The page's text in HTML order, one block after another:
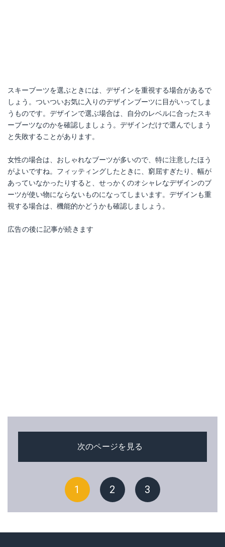
スキーブーツを選ぶときには、デザインを重視する場合があるで
しょう。ついついお気に入りのデザインブーツに目がいってしま
うものです。デザインで選ぶ場合は、自分のレベルに合ったスキ
ーブーツなのかを確認しましょう。デザインだけで選んでしまう
と失敗することがあります。
女性の場合は、おしゃれなブーツが多いので、特に注意したほう
がよいですね。フィッティングしたときに、窮屈すぎたり、幅が
あっていなかったりすると、せっかくのオシャレなデザインのブ
ーツが使い物にならないものになってしまいます。デザインも重
視する場合は、機能的かどうかも確認しましょう。
広告の後に記事が続きます
次のページを見る
1 2 3